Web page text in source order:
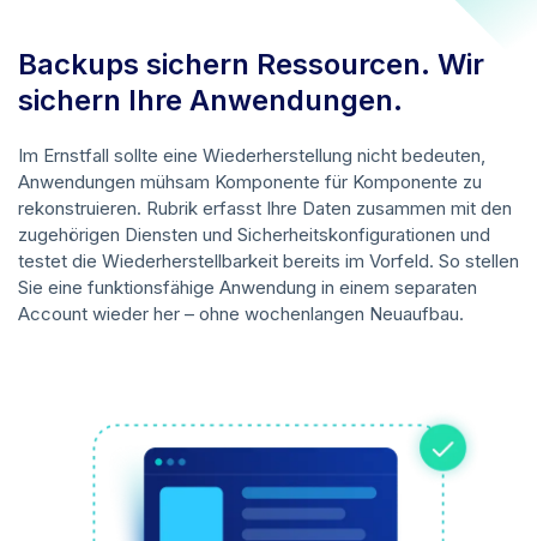
Backups sichern Ressourcen. Wir
sichern Ihre Anwendungen.
Im Ernstfall sollte eine Wiederherstellung nicht bedeuten,
Anwendungen mühsam Komponente für Komponente zu
rekonstruieren. Rubrik erfasst Ihre Daten zusammen mit den
zugehörigen Diensten und Sicherheitskonfigurationen und
testet die Wiederherstellbarkeit bereits im Vorfeld. So stellen
Sie eine funktionsfähige Anwendung in einem separaten
Account wieder her – ohne wochenlangen Neuaufbau.